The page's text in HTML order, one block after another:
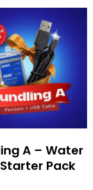
A – Water
Pack